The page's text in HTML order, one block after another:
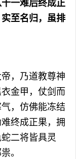
一难后终成正
至名归，虽排
，乃道教尊神
金甲，仗剑而
，仿佛能冻结
终成正果，拥
二将皆具灵
。